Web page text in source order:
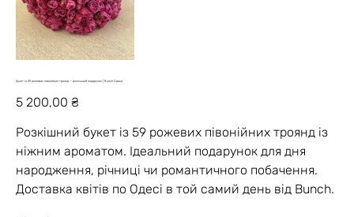
Букет із 59 рожевих півонійних троянд — розкішний подарунок | Bunch Одеса
Ціна
5 200,00 ₴
Розкішний букет із 59 рожевих півонійних троянд із
ніжним ароматом. Ідеальний подарунок для дня
народження, річниці чи романтичного побачення.
Доставка квітів по Одесі в той самий день від Bunch.